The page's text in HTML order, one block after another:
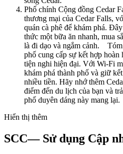
Phố chính Cộng đồng Cedar
thương mại của Cedar Falls,
quán cà phê để khám phá.
thức một bữa ăn nhanh, mua
là đi dạo và ngắm cảnh. Tóm
phố cung cấp sự kết hợp
tiện nghi hiện đại. Với Wi-Fi
khám phá thành phố và giữ
nhiều tiền. Hãy nhớ thêm
điểm đến du lịch của bạn và
phố duyên dáng này mang lại.
Hiển thị thêm
SCC— Sử dụng Cập